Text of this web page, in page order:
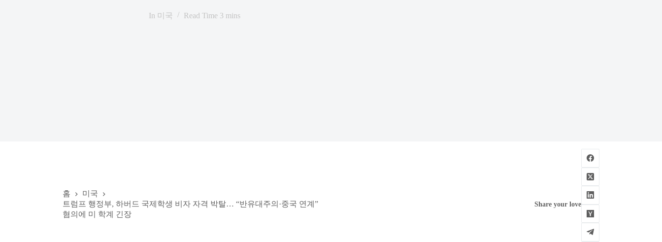
In 미국 Read Time 3 mins
홈
미국
트럼프 행정부, 하버드 국제학생 비자 자격 박탈… “반유대주의·중국 연계”
혐의에 미 학계 긴장
Share your love